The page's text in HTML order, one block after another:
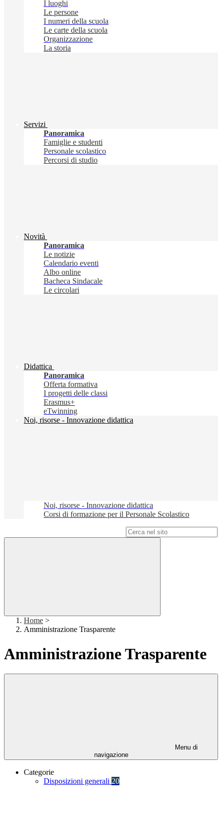
I luoghi
Le persone
I numeri della scuola
Le carte della scuola
Organizzazione
La storia
Servizi
Panoramica
Famiglie e studenti
Personale scolastico
Percorsi di studio
Novità
Panoramica
Le notizie
Calendario eventi
Albo online
Bacheca Sindacale
Le circolari
Didattica
Panoramica
Offerta formativa
I progetti delle classi
Erasmus+
eTwinning
Noi, risorse - Innovazione didattica
Noi, risorse - Innovazione didattica
Corsi di formazione per il Personale Scolastico
Home >
Amministrazione Trasparente
Amministrazione Trasparente
Menu di
navigazione
Categorie
Disposizioni generali 20